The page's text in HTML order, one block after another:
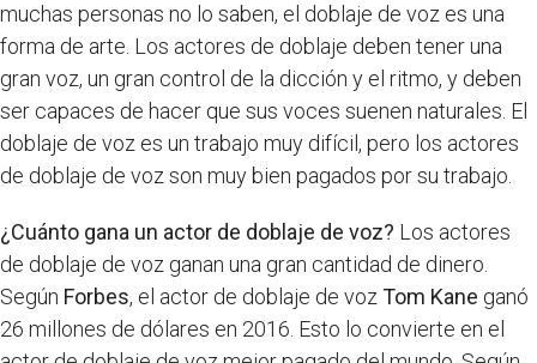
muchas personas no lo saben, el doblaje de voz es una
forma de arte. Los actores de doblaje deben tener una
gran voz, un gran control de la dicción y el ritmo, y deben
ser capaces de hacer que sus voces suenen naturales. El
doblaje de voz es un trabajo muy difícil, pero los actores
de doblaje de voz son muy bien pagados por su trabajo.
¿Cuánto gana un actor de doblaje de voz? Los actores
de doblaje de voz ganan una gran cantidad de dinero.
Según Forbes, el actor de doblaje de voz Tom Kane ganó
26 millones de dólares en 2016. Esto lo convierte en el